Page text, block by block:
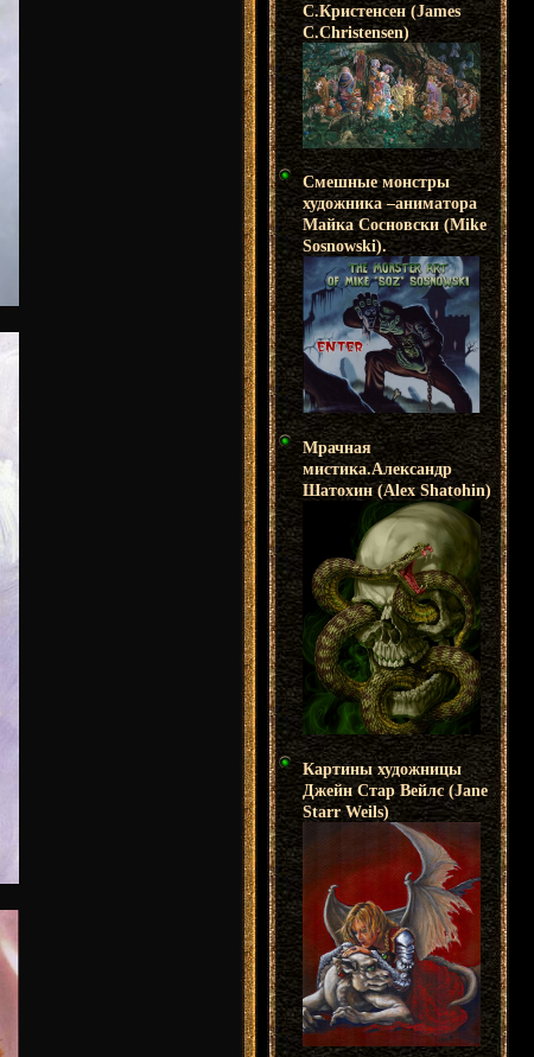
С.Кристенсен (James
C.Christensen)
Смешные монстры
художника –аниматора
Майка Сосновски (Mike
Sosnowski).
Мрачная
мистика.Александр
Шатохин (Alex Shatohin)
Картины художницы
Джейн Стар Вейлс (Jane
Starr Weils)